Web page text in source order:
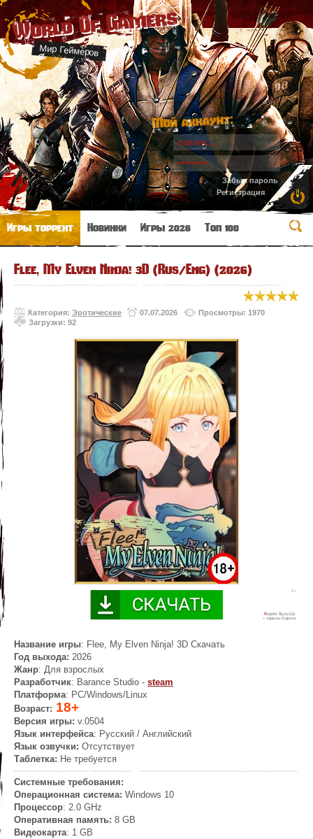
World Of Gamers
Мир Геймеров
Мой аккаунт:
Забыл пароль
Регистрация
Игры торрент Новинки Игры 2026 Топ 100
Flee, My Elven Ninja! 3D (Rus/Eng) (2026)
Категория: Эротические 07.07.2026
Просмотры: 1970
Загрузки: 92
Название игры: Flee, My Elven Ninja! 3D Скачать
Год выхода: 2026
Жанр: Для взрослых
Разработчик: Barance Studio - steam
Платформа: PC/Windows/Linux
Возраст: 18+
Версия игры: v.0504
Язык интерфейса: Русский / Английский
Язык озвучки: Отсутствует
Таблетка: Не требуется
Системные требования:
Операционная система: Windows 10
Процессор: 2.0 GHz
Оперативная память: 8 GB
Видеокарта: 1 GB